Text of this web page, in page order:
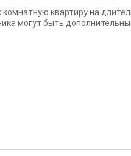
квартиру на
могут быть